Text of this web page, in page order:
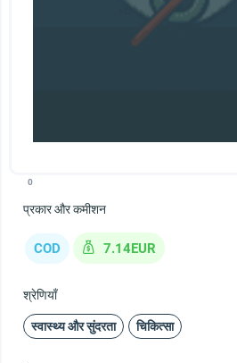
0
प्रकार और कमीशन
COD 7.14EUR
श्रेणियाँ
स्वास्थ्य और सुंदरता चिकित्सा